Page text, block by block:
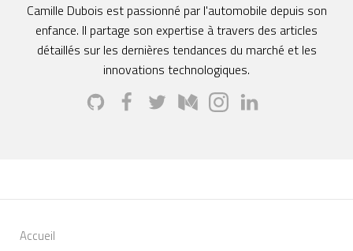
Camille Dubois est passionné par l'automobile depuis son
enfance. Il partage son expertise à travers des articles
détaillés sur les dernières tendances du marché et les
innovations technologiques.
Accueil